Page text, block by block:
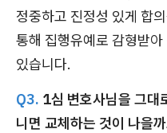
정중하고 진정성 있게 합
통해 집행유예로 감형받
있습니다.
Q3. 1심 변호사님을 그대
니면 교체하는 것이 나을